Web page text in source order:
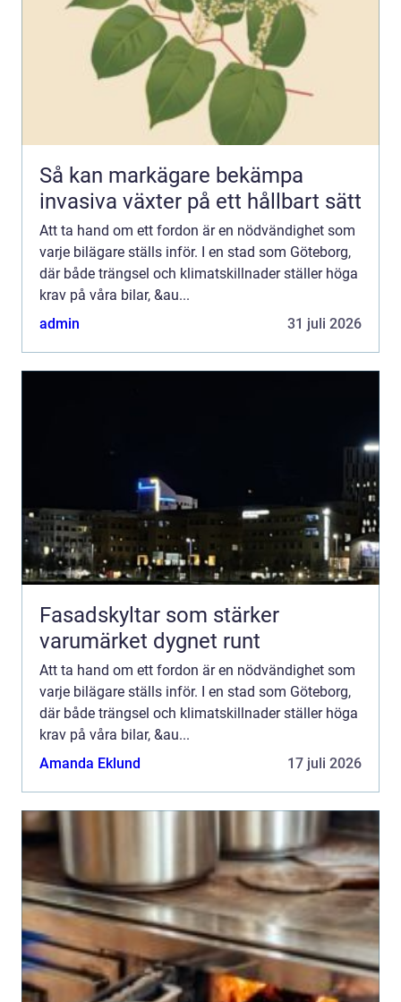
Så kan markägare bekämpa
invasiva växter på ett hållbart sätt
Att ta hand om ett fordon är en nödvändighet som
varje bilägare ställs inför. I en stad som Göteborg,
där både trängsel och klimatskillnader ställer höga
krav på våra bilar, &au...
admin
31 juli 2026
Fasadskyltar som stärker
varumärket dygnet runt
Att ta hand om ett fordon är en nödvändighet som
varje bilägare ställs inför. I en stad som Göteborg,
där både trängsel och klimatskillnader ställer höga
krav på våra bilar, &au...
Amanda Eklund
17 juli 2026